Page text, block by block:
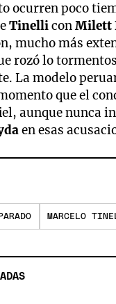
ocurren poco
TinelliconMilett
mucho más
rozó lo
La modelo
que el
aunque nunca
en esas
MARCELO